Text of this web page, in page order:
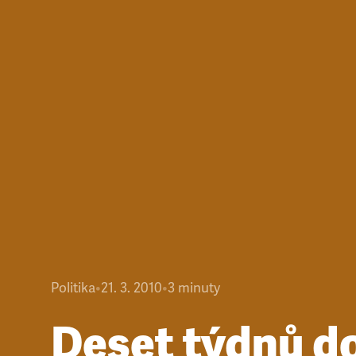
Politika•21. 3. 2010•3 minuty
Deset týdnů